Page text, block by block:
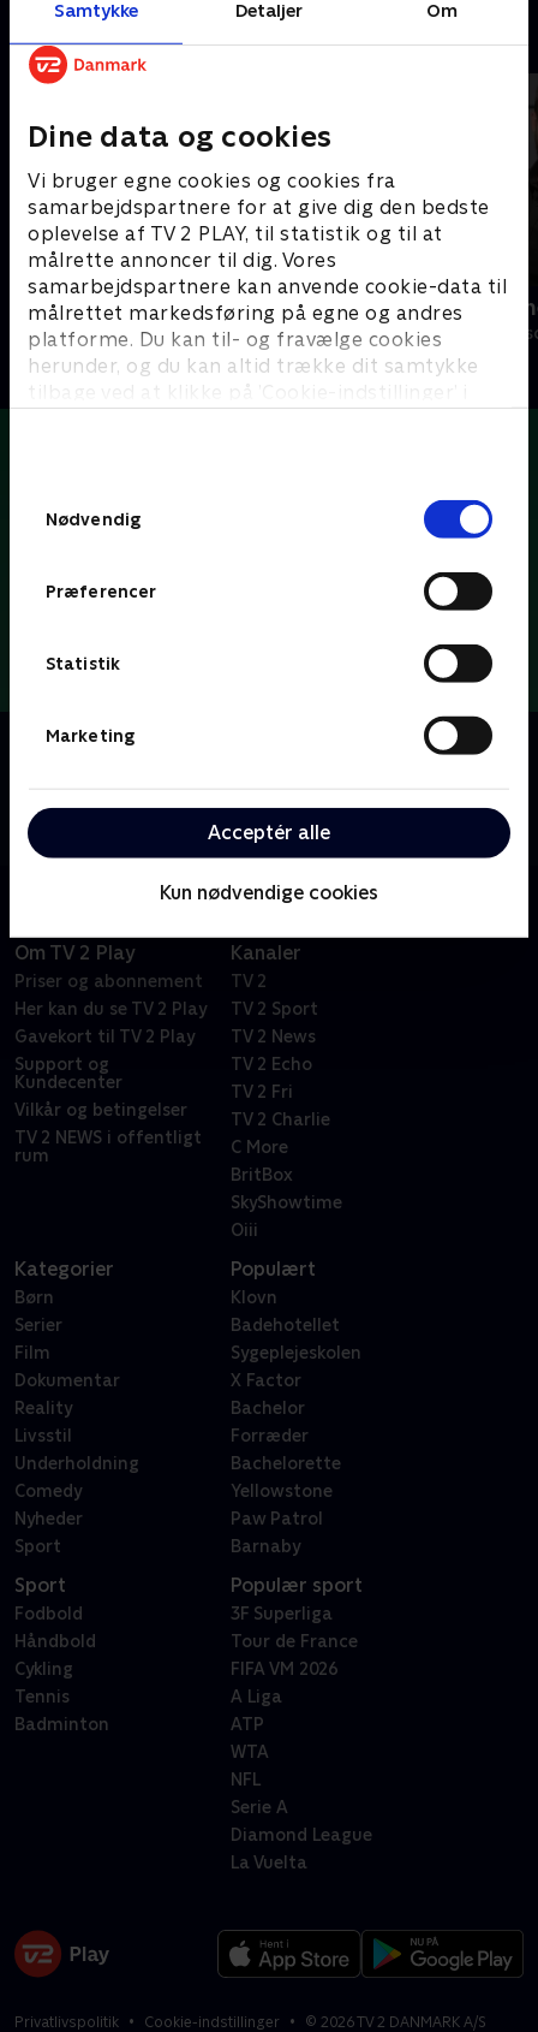
Samtykke Detaljer Om
Dine data og cookies
Vi bruger egne cookies og cookies fra
samarbejdspartnere for at give dig den bedste
oplevelse af TV 2 PLAY, til statistik og til at
målrette annoncer til dig. Vores
samarbejdspartnere kan anvende cookie-data til
målrettet markedsføring på egne og andres
platforme. Du kan til- og fravælge cookies
herunder, og du kan altid trække dit samtykke
tilbage ved at klikke på ’Cookie-indstillinger’ i
Nødvendig
Præferencer
Statistik
Marketing
Acceptér alle
Kun nødvendige cookies
Andre så også
Verdensmænd
Comedy • 5 sæsoner
Nørgaards
Comedy • 2
Om Dybvaaaaad
af parodier, sketches og satire om tv-koncepter, tv-
tilrettelæggere og tv-personligheder.
Om TV 2 Play
Priser og abonnement
Her kan du se TV 2 Play
Gavekort til TV 2 Play
Support og
Kundecenter
Vilkår og betingelser
TV 2 NEWS i offentligt
rum
Kanaler
TV 2
TV 2 Sport
TV 2 News
TV 2 Echo
TV 2 Fri
TV 2 Charlie
C More
BritBox
SkyShowtime
Oiii
Kategorier
Børn
Serier
Film
Dokumentar
Reality
Livsstil
Underholdning
Comedy
Nyheder
Sport
Populært
Klovn
Badehotellet
Sygeplejeskolen
X Factor
Bachelor
Forræder
Bachelorette
Yellowstone
Paw Patrol
Barnaby
Sport
Fodbold
Håndbold
Cykling
Tennis
Badminton
Populær sport
3F Superliga
Tour de France
FIFA VM 2026
A Liga
ATP
WTA
NFL
Serie A
Diamond League
La Vuelta
Privatlivspolitik Cookie-indstillinger © 2026TV 2 DANMARK A/S